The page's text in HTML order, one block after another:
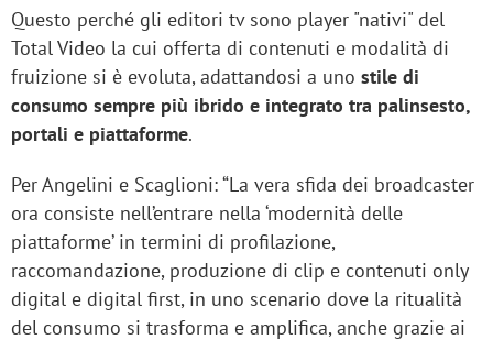
Questo perché gli editori tv sono player "nativi" del
Total Video la cui offerta di contenuti e modalità di
fruizione si è evoluta, adattandosi a uno stile di
consumo sempre più ibrido e integrato tra palinsesto,
portali e piattaforme.
Per Angelini e Scaglioni: “La vera sfida dei broadcaster
ora consiste nell’entrare nella ‘modernità delle
piattaforme’ in termini di profilazione,
raccomandazione, produzione di clip e contenuti only
digital e digital first, in uno scenario dove la ritualità
del consumo si trasforma e amplifica, anche grazie ai